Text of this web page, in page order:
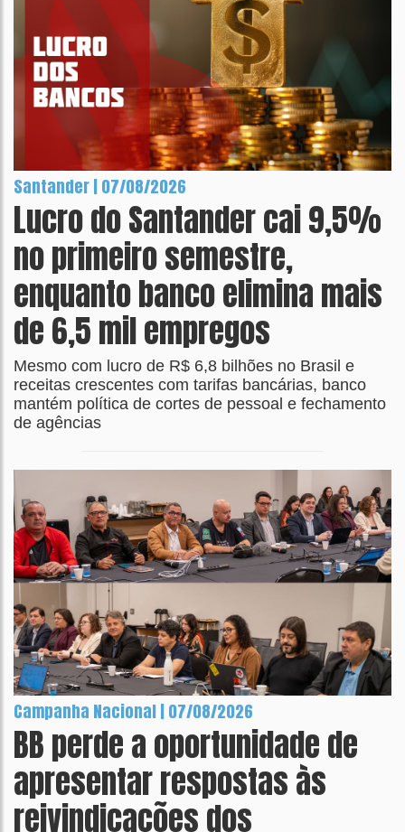
Santander | 07/08/2026
Lucro do Santander cai 9,5%
no primeiro semestre,
enquanto banco elimina mais
de 6,5 mil empregos
Mesmo com lucro de R$ 6,8 bilhões no Brasil e
receitas crescentes com tarifas bancárias, banco
mantém política de cortes de pessoal e fechamento
de agências
Campanha Nacional | 07/08/2026
BB perde a oportunidade de
apresentar respostas às
reivindicações dos